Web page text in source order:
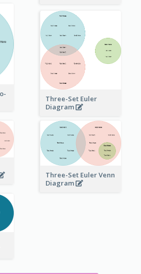
Three-Set Euler
Diagram
Three-Set Euler Venn
Diagram